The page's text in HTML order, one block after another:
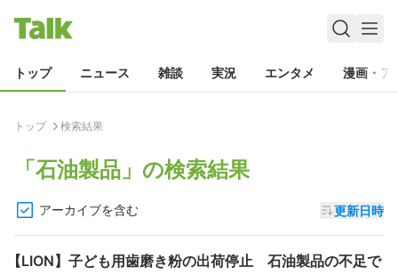
トップ ニュース 雑談 実況 エンタメ 漫画・ア
トップ 検索結果
「石油製品 」の検索結果
アーカイブを含む 更新日時
【LION】子ども用歯磨き粉の出荷停止 石油製品の不足で